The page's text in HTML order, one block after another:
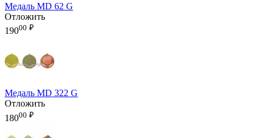
Медаль MD 62 G
Отложить
19000 ₽
Медаль MD 322 G
Отложить
18000 ₽